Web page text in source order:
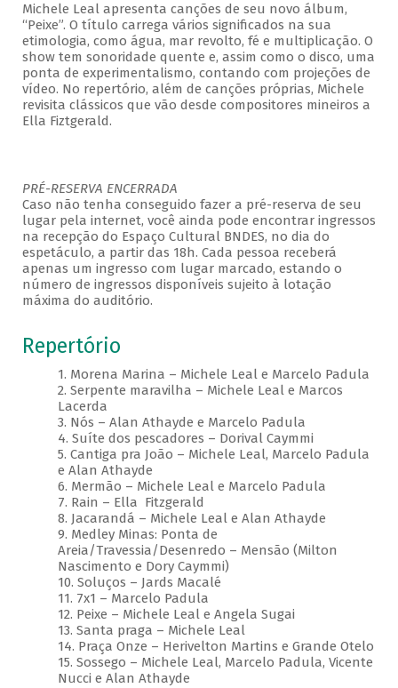
Michele Leal apresenta canções de seu novo álbum,
“Peixe”. O título carrega vários significados na sua
etimologia, como água, mar revolto, fé e multiplicação. O
show tem sonoridade quente e, assim como o disco, uma
ponta de experimentalismo, contando com projeções de
vídeo. No repertório, além de canções próprias, Michele
revisita clássicos que vão desde compositores mineiros a
Ella Fiztgerald.
PRÉ-RESERVA ENCERRADA
Caso não tenha conseguido fazer a pré-reserva de seu
lugar pela internet, você ainda pode encontrar ingressos
na recepção do Espaço Cultural BNDES, no dia do
espetáculo, a partir das 18h. Cada pessoa receberá
apenas um ingresso com lugar marcado, estando o
número de ingressos disponíveis sujeito à lotação
máxima do auditório.
Repertório
1. Morena Marina – Michele Leal e Marcelo Padula
2. Serpente maravilha – Michele Leal e Marcos
Lacerda
3. Nós – Alan Athayde e Marcelo Padula
4. Suíte dos pescadores – Dorival Caymmi
5. Cantiga pra João – Michele Leal, Marcelo Padula
e Alan Athayde
6. Mermão – Michele Leal e Marcelo Padula
7. Rain – Ella Fitzgerald
8. Jacarandá – Michele Leal e Alan Athayde
9. Medley Minas: Ponta de
Areia/Travessia/Desenredo – Mensão (Milton
Nascimento e Dory Caymmi)
10. Soluços – Jards Macalé
11. 7x1 – Marcelo Padula
12. Peixe – Michele Leal e Angela Sugai
13. Santa praga – Michele Leal
14. Praça Onze – Herivelton Martins e Grande Otelo
15. Sossego – Michele Leal, Marcelo Padula, Vicente
Nucci e Alan Athayde